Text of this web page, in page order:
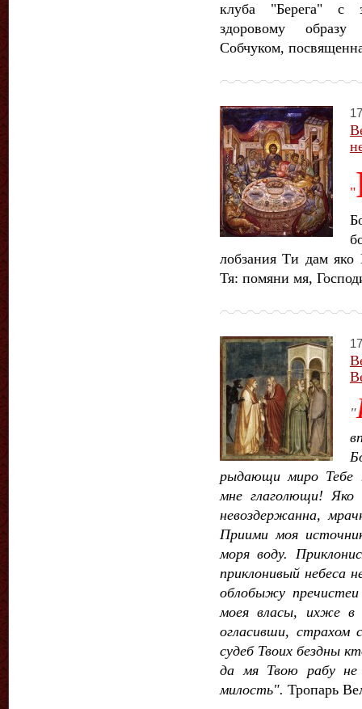
клуба "Берега" с
здоровому
Собчуком,
"
лобзания Ти дам яко
Тя: помяни мя,
"
рыдающи миро Тебе
мне глаголющи!
невоздержанна,
Приими моя
моря воду.
приклонивый небеса
облобыжу
моея власы, ихже
огласивши, страхом
судеб Твоих бездны
да мя Твою рабу не
милость". Тропарь